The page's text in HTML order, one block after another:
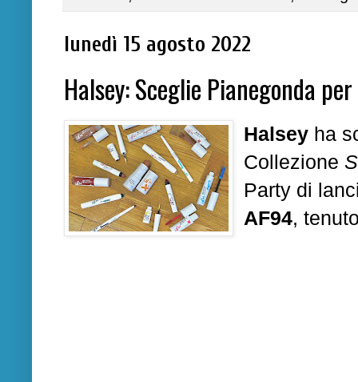
lunedì 15 agosto 2022
Halsey: Sceglie Pianegonda
Halsey ha
Collezione
Party di
AF94,